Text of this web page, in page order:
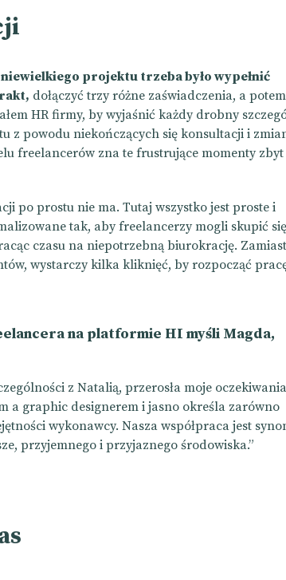
projektu trzeba było wypełnić
dołączyć trzy różne zaświadczenia, a
HR firmy, by wyjaśnić każdy drobny
z powodu niekończących się konsultacji i
freelancerów zna te frustrujące momenty zbyt
po prostu nie ma. Tutaj wszystko jest proste i
tak, aby freelancerzy mogli skupić
czasu na niepotrzebną biurokrację. Zamiast
wystarczy kilka kliknięć, by rozpocząć
na platformie HI myśli Magda,
z Natalią, przerosła moje
a graphic designerem i jasno określa zarówno
wykonawcy. Nasza współpraca jest
przyjemnego i przyjaznego środowiska.”